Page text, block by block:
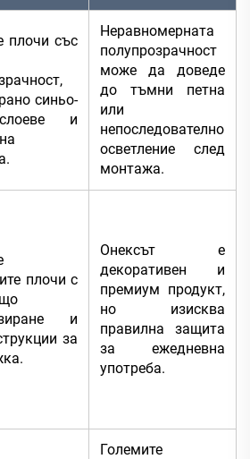
плочи със
синьо-
и
Неравномерната
полупрозрачност
може да доведе
до тъмни петна
или
непоследователно
осветление след
монтажа.
плочи с
и
за
Онексът е
декоративен и
премиум продукт,
но изисква
правилна защита
за ежедневна
употреба.
Големите